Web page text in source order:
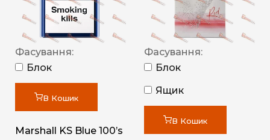
Фасування:
Блок
В Кошик
Marshall KS Blue 100’s
Фасування:
Блок
Ящик
В Кошик